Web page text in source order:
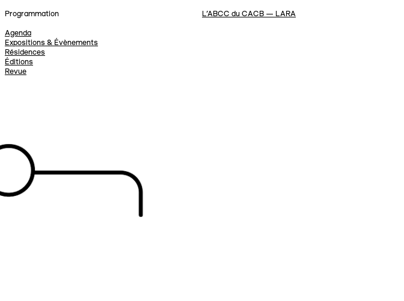
L’ABCC du CACB — LARA
Programmation
Agenda
Expositions & Évènements
Résidences
Éditions
Revue